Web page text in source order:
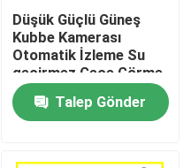
Düşük Güçlü Güneş
Kubbe Kamerası
Otomatik İzleme Su
geçirmez Gece Görme
Güvenlik CCTV Kamera
Talep Gönder